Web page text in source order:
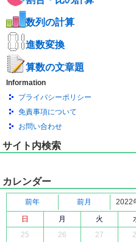
数列の計算
進数変換
算数の文章題
Information
プライバシーポリシー
免責事項について
お問い合わせ
サイト内検索
カレンダー
前年 前月 2022
日
月 火
25
26 27